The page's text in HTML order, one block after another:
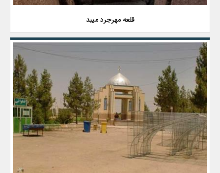
قلعه مهرجرد میبد